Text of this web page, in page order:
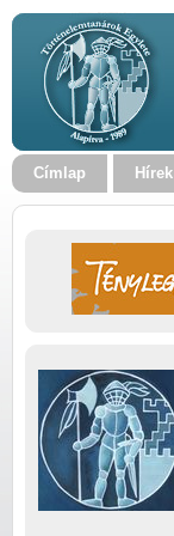
Címlap Hírek